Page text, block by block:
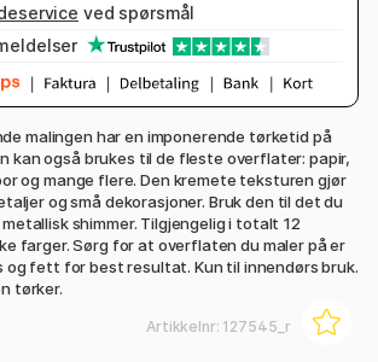
ved spørsmål
malingen har en imponerende tørketid på
kan også brukes til de fleste overflater: papir,
og mange flere. Den kremete teksturen gjør
og små dekorasjoner. Bruk den til det du
shimmer. Tilgjengelig i totalt 12
farger. Sørg for at overflaten du maler på er
og fett for best resultat. Kun til innendørs bruk.
tørker.
Artikkelnr: 127545_r